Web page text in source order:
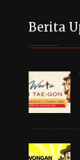
Berita